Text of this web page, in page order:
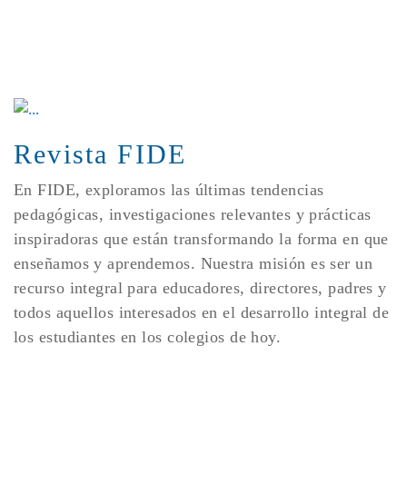
Revista FIDE
En FIDE, exploramos las últimas tendencias
pedagógicas, investigaciones relevantes y prácticas
inspiradoras que están transformando la forma en que
enseñamos y aprendemos. Nuestra misión es ser un
recurso integral para educadores, directores, padres y
todos aquellos interesados en el desarrollo integral de
los estudiantes en los colegios de hoy.